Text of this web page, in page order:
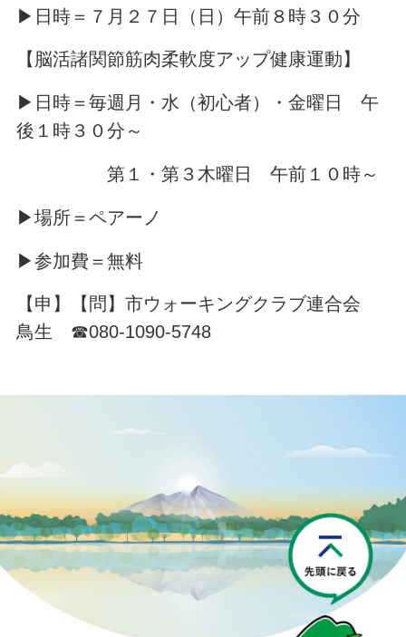
▶日時＝７月２７日（日）午前８時３０分
【脳活諸関節筋肉柔軟度アップ健康運動】
▶日時＝毎週月・水（初心者）・金曜日 午
後１時３０分～
第１・第３木曜日 午前１０時～
▶場所＝ペアーノ
▶参加費＝無料
【申】【問】市ウォーキングクラブ連合会
鳥生 ☎080-1090-5748